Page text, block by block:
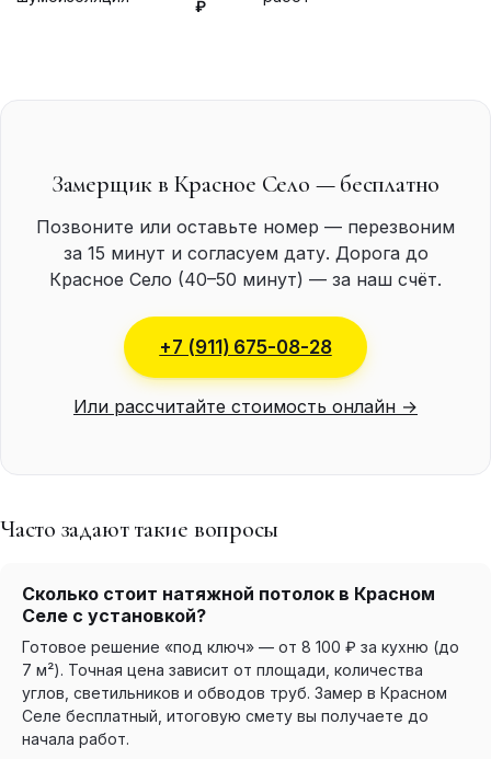
₽
Замерщик в Красное Село — бесплатно
Позвоните или оставьте номер — перезвоним
за 15 минут и согласуем дату. Дорога до
Красное Село (40–50 минут) — за наш счёт.
+7 (911) 675-08-28
Или рассчитайте стоимость онлайн →
Часто задают такие вопросы
Сколько стоит натяжной потолок в Красном
Селе с установкой?
Готовое решение «под ключ» — от 8 100 ₽ за кухню (до
7 м²). Точная цена зависит от площади, количества
углов, светильников и обводов труб. Замер в Красном
Селе бесплатный, итоговую смету вы получаете до
начала работ.